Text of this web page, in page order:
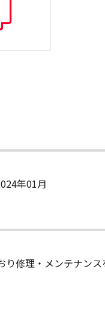
年01月
修理・メンテナンス